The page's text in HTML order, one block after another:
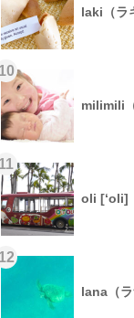
laki（ラ
10
milimili
11
oli [‘oli]
12
lana（ラ